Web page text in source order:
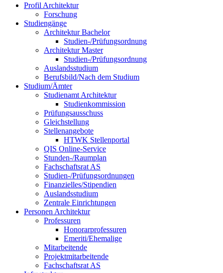
Profil Architektur
Forschung
Studiengänge
Architektur Bachelor
Studien-/Prüfungsordnung
Architektur Master
Studien-/Prüfungsordnung
Auslandsstudium
Berufsbild/Nach dem Studium
Studium/Ämter
Studienamt Architektur
Studienkommission
Prüfungsausschuss
Gleichstellung
Stellenangebote
HTWK Stellenportal
QIS Online-Service
Stunden-/Raumplan
Fachschaftsrat AS
Studien-/Prüfungsordnungen
Finanzielles/Stipendien
Auslandsstudium
Zentrale Einrichtungen
Personen Architektur
Professuren
Honorarprofessuren
Emeriti/Ehemalige
Mitarbeitende
Projektmitarbeitende
Fachschaftsrat AS